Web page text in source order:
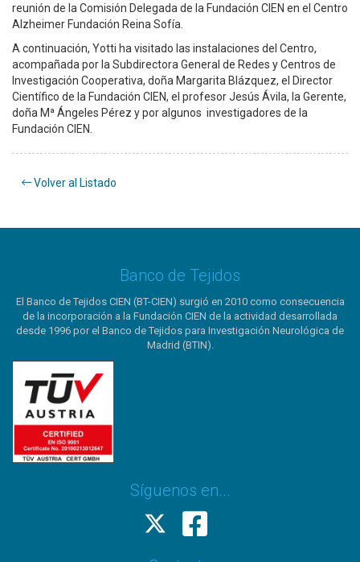
reunión de la Comisión Delegada de la Fundación CIEN en el Centro
Alzheimer Fundación Reina Sofía.
A continuación, Yotti ha visitado las instalaciones del Centro,
acompañada por la Subdirectora General de Redes y Centros de
Investigación Cooperativa, doña Margarita Blázquez, el Director
Científico de la Fundación CIEN, el profesor Jesús Ávila, la Gerente,
doña Mª Ángeles Pérez y por algunos investigadores de la
Fundación CIEN.
Volver al Listado
Banco de Tejidos
El Banco de Tejidos CIEN (BT-CIEN) surgió en 2010 como consecuencia
de la incorporación a la Fundación CIEN de la actividad desarrollada
desde 1996 por el Banco de Tejidos para Investigación Neurológica de
Madrid (BTIN).
Síguenos en...